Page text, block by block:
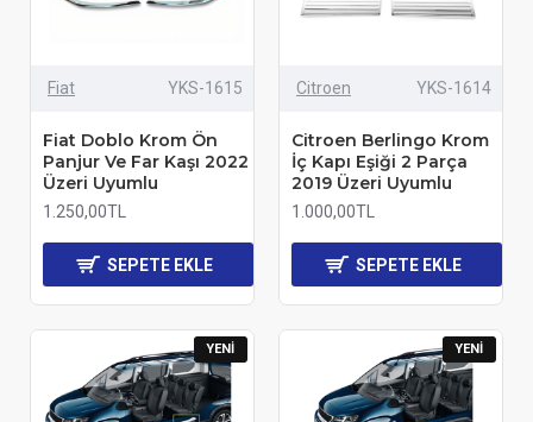
Fiat YKS-1615
Fiat Doblo Krom Ön
Panjur Ve Far Kaşı 2022
Üzeri Uyumlu
1.250,00TL
SEPETE EKLE
Citroen YKS-1614
Citroen Berlingo Krom
İç Kapı Eşiği 2 Parça
2019 Üzeri Uyumlu
1.000,00TL
SEPETE EKLE
YENI YENI